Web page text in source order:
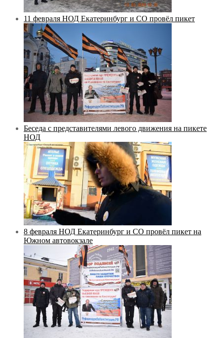
11 февраля НОД Екатеринбург и СО провёл пикет
Беседа с представителями левого движения на пикете
НОД
8 февраля НОД Екатеринбург и СО провёл пикет на
Южном автовокзале